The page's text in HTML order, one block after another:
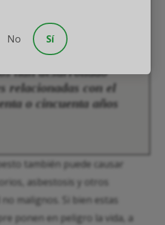
al asbesto.
expuestas al asbesto a
han desarrollado
relacionadas con el
o cincuenta años
también puede causar
asbestosis y otros
malignos. Si bien estas
ponen en peligro la vida, a
No Sí